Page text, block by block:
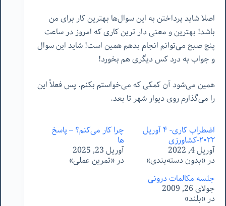
اصلا شاید پرداختن به این سوال‌ها بهترین کار برای من
باشد! بهترین و معنی دار ترین کاری که امروز در ساعت
پنج صبح می‌توانم انجام بدهم همین است! شاید این سوال
و جواب به درد کس دیگری هم بخورد!
همین می‌شود آن کمکی که می‌خواستم بکنم. پس فعلاً این
را می‌گذارم روی دیوار شهر تا بعد.
اضطراب کاری- ۴ آوریل
٢٠٢٢-کشاورزی
آوریل 4, 2022
در «بدون دسته‌بندی»
چرا کار می‌کنم؟ – پاسخ
ها
آوریل 23, 2025
در «تمرین عملی»
جلسه مکالمات درونی
جولای 26, 2009
در «بلند»